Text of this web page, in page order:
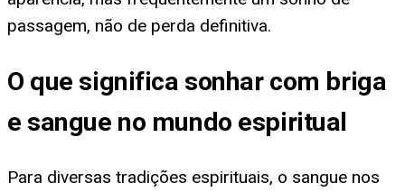
passagem, não de perda definitiva.
O que significa sonhar com briga
e sangue no mundo espiritual
Para diversas tradições espirituais, o sangue nos